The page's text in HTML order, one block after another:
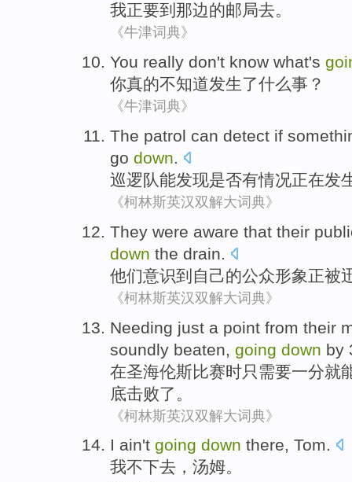
我正要到 那边的邮局去。
《牛津词典》
You really don't know what's
你真的不知道发生了什么事？
《牛津词典》
The patrol can detect if
go down.
巡逻队能发现是否有情况正在发
《柯林斯英汉双解大词典》
They were aware that their
down the drain.
他们意识到 自己的公众形象正被
《柯林斯英汉双解大词典》
Needing just a point from their
soundly beaten going down by
在圣海伦斯比赛时只 需要一分就
底击败了 。
《柯林斯英汉双解大词典》
I ain't going down there, Tom.
我不下去 ， 汤姆。